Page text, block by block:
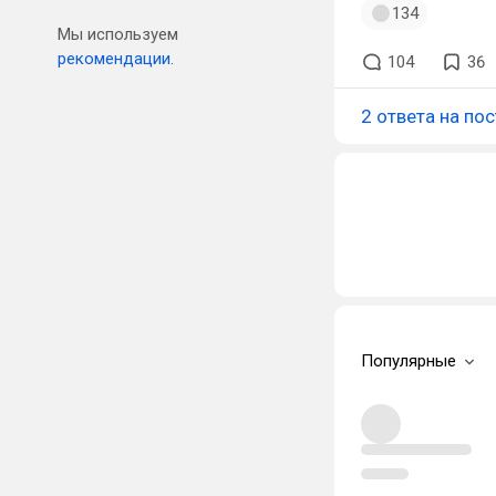
Мы используем
рекомендации.
134
104 36
2 ответа на
Популярные